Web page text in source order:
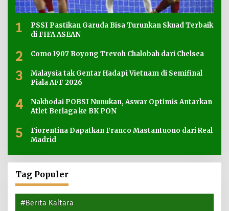
1
PSSI Pastikan Garuda Bisa Turunkan Skuad Terbaik
di FIFA ASEAN
2 Como 1907 Boyong Trevoh Chalobah dari Chelsea
3
Malaysia tak Gentar Hadapi Vietnam di Semifinal
Piala AFF 2026
4
Nakhodai POBSI Nunukan, Aswar Optimis Antarkan
Atlet Berlaga ke BK PON
5
Fiorentina Dapatkan Franco Mastantuono dari Real
Madrid
Tag Populer
#Berita Kaltara